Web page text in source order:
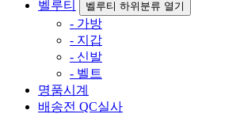
벨루티
벨루티 하위분류 열기
- 가방
- 지갑
- 신발
- 벨트
명품시계
배송전 QC실사